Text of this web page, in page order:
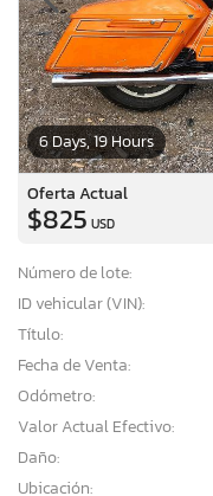
6 Days, 19 Hours
Oferta Actual
$825 USD
Número de lote:
ID vehicular (VIN):
Título:
Fecha de Venta:
Odómetro:
Valor Actual Efectivo:
Daño:
Ubicación: